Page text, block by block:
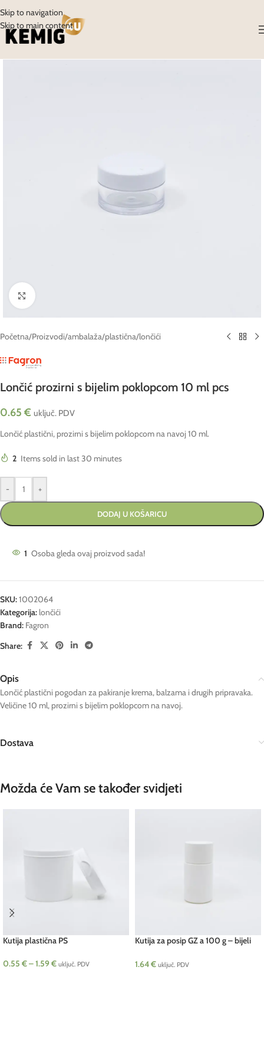
Skip to navigation
Skip to main content
Click to enlarge
Početna/Proizvodi/ambalaža/plastična/lončići
Lončić prozirni s bijelim poklopcom 10 ml pcs
0.65 € uključ. PDV
Lončić plastični, prozirni s bijelim poklopcom na navoj 10 ml.
2 Items sold in last 30 minutes
- +
DODAJ U KOŠARICU
1 Osoba gleda ovaj proizvod sada!
SKU:1002064
Kategorija: lončići
Brand: Fagron
Share:
Opis
Lončić plastični pogodan za pakiranje krema, balzama i drugih pripravaka.
Veličine 10 ml, prozirni s bijelim poklopcom na navoj.
Dostava
Možda će Vam se također svidjeti
Kutija plastična PS
0.55 €–1.59€ uključ. PDV
Kutija za posip GZ a 100 g – bijeli
1.64€ uključ. PDV